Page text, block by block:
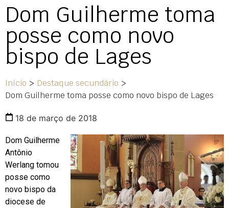
Dom Guilherme toma
posse como novo
bispo de Lages
Início > Destaque secundário >
Dom Guilherme toma posse como novo bispo de Lages
18 de março de 2018
Dom Guilherme
Antônio
Werlang tomou
posse como
novo bispo da
diocese de